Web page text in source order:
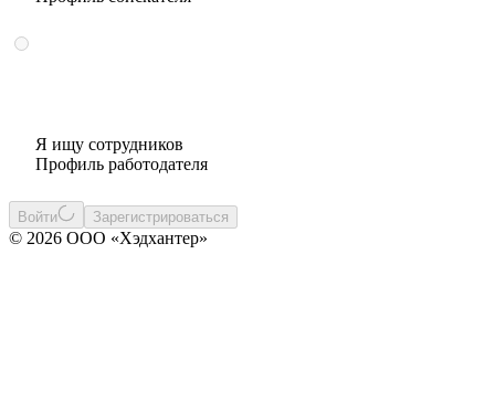
Я ищу сотрудников
Профиль работодателя
Войти Зарегистрироваться
© 2026 ООО «Хэдхантер»